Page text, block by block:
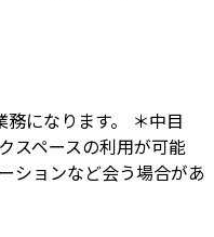
になります。 ＊中目
スペースの利用が可能
ションなど会う場合があ